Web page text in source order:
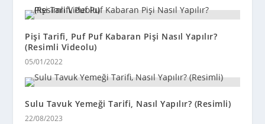
Pişi Tarifi, Puf Puf Kabaran Pişi Nasıl Yapılır?
(Resimli Videolu)
05/01/2022
Sulu Tavuk Yemeği Tarifi, Nasıl Yapılır? (Resimli)
22/08/2023